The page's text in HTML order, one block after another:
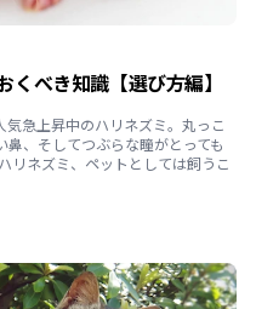
べき知識【選び方編】
急上昇中のハリネズミ。丸っこ
、そしてつぶらな瞳がとっても
リネズミ、ペットとしては飼うこ